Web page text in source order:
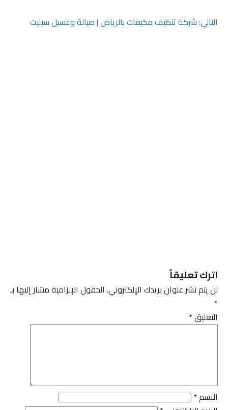
التالي:شركة تنظيف مكيفات بالرياض | صيانة وغسيل سبليت
اترك تعليقاً
لن يتم نشر عنوان بريدك الإلكتروني.الحقول الإلزامية مشار إليها بـ
التعليق*
الاسم*